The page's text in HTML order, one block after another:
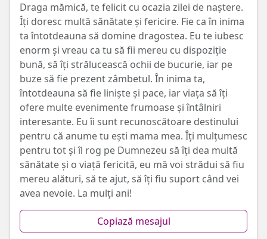
Draga mămică, te felicit cu ocazia zilei de naștere.
Îți doresc multă sănătate şi fericire. Fie ca în inima
ta întotdeauna să domine dragostea. Eu te iubesc
enorm și vreau ca tu să fii mereu cu dispoziție
bună, să îți strălucească ochii de bucurie, iar pe
buze să fie prezent zâmbetul. În inima ta,
întotdeauna să fie liniște și pace, iar viața să îți
ofere multe evenimente frumoase și întâlniri
interesante. Eu îi sunt recunoscătoare destinului
pentru că anume tu ești mama mea. Îți mulțumesc
pentru tot și îl rog pe Dumnezeu să îți dea multă
sănătate și o viață fericită, eu mă voi strădui să fiu
mereu alături, să te ajut, să îți fiu suport când vei
avea nevoie. La mulți ani!
Copiază mesajul